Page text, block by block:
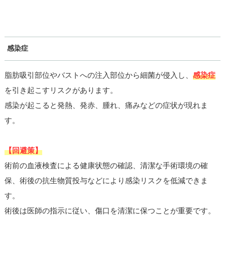
感染症
脂肪吸引部位やバストへの注入部位から細菌が侵入し、 感染症
を引き起こすリスクがあります。
感染が起こると発熱、発赤、腫れ、痛みなどの症状が現れま
す。
【回避策】
術前の血液検査による健康状態の確認、清潔な手術環境の確
保、術後の抗生物質投与などにより感染リスクを低減できま
す。
術後は医師の指示に従い、傷口を清潔に保つことが重要です。